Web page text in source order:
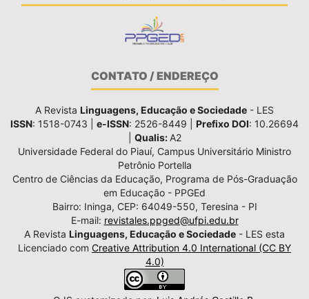
CONTATO / ENDEREÇO
A Revista Linguagens, Educação e Sociedade - LES
ISSN: 1518-0743 | e-ISSN: 2526-8449 | Prefixo DOI: 10.26694
Qualis: A2
Universidade Federal do Piauí, Campus Universitário Ministro
Petrônio Portella
Centro de Ciências da Educação, Programa de Pós-Graduação
em Educação - PPGEd
Bairro: Ininga, CEP: 64049-550, Teresina - PI
E-mail: revistales.ppged@ufpi.edu.br
A Revista Linguagens, Educação e Sociedade - LES esta
Licenciado com Creative Attribution 4.0 International (CC BY
4.0)